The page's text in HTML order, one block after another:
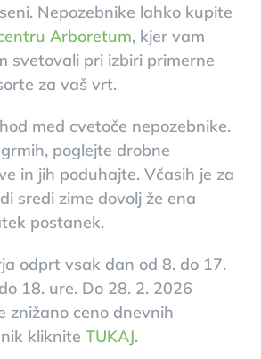
Nepozebnike lahko kupite
Arboretum, kjer vam
svetovali pri izbiri primerne
za vaš vrt.
med cvetoče nepozebnike.
poglejte drobne
in jih poduhajte. Včasih je za
sredi zime dovolj že ena
postanek.
odprt vsak dan od 8. do 17.
18. ure. Do 28. 2. 2026
znižano ceno dnevnih
kliknite TUKAJ.